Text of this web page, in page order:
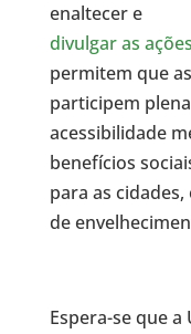
enaltecer e
divulgar as
permitem que
participem
acessibilidade
benefícios
para as
de
Espera-se que